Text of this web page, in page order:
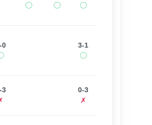
◯
◯
◯
0
3-1
◯
3
0-3
✗